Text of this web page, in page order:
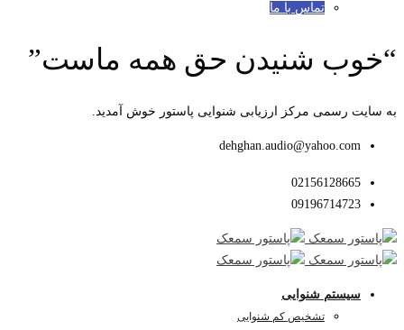
تماس با ما
“خوب شنیدن حق همه ماست”
به سایت رسمی مرکز ارزیابی شنوایی پاستور خوش آمدید.
dehghan.audio@yahoo.com
02156128665
09196714723
سیستم شنوایی
تشخیص کم شنوایی